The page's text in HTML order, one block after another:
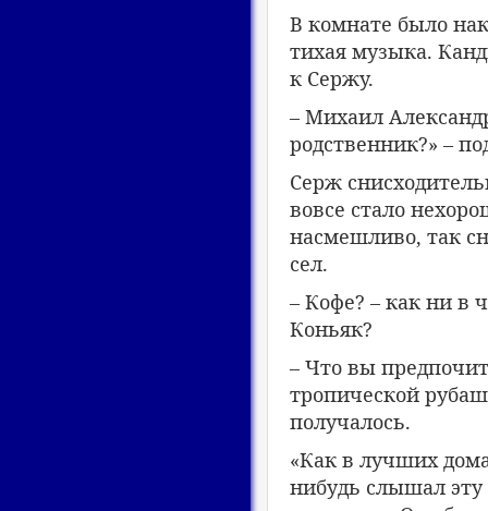
В комнате было
тихая музыка.
к Сержу.
– Михаил
родственник?» –
Серж
вовсе стало
насмешливо, так
сел.
– Кофе? – как ни в
Коньяк?
– Что вы
тропической
получалось.
«Как в лучших
нибудь слышал эту